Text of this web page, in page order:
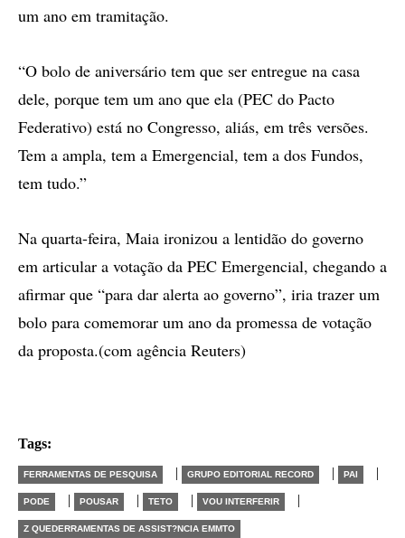
um ano em tramitação.
“O bolo de aniversário tem que ser entregue na casa
dele, porque tem um ano que ela (PEC do Pacto
Federativo) está no Congresso, aliás, em três versões.
Tem a ampla, tem a Emergencial, tem a dos Fundos,
tem tudo.”
Na quarta-feira, Maia ironizou a lentidão do governo
em articular a votação da PEC Emergencial, chegando a
afirmar que “para dar alerta ao governo”, iria trazer um
bolo para comemorar um ano da promessa de votação
da proposta.(com agência Reuters)
Tags:
FERRAMENTAS DE PESQUISA | GRUPO EDITORIAL RECORD | PAI |
PODE | POUSAR | TETO | VOU INTERFERIR |
Z QUEDERRAMENTAS DE ASSIST?NCIA EMMTO